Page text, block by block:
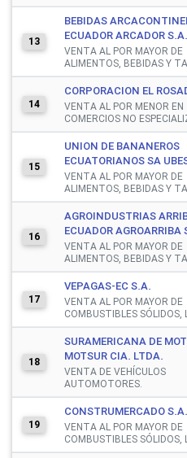
13
BEBIDAS
ECUADOR ARCADOR S.A.
VENTA AL POR MAYOR DE
ALIMENTOS, BEBIDAS Y
14
CORPORACION EL
VENTA AL POR MENOR EN
COMERCIOS NO
15
UNION DE BANANEROS
ECUATORIANOS SA
VENTA AL POR MAYOR DE
ALIMENTOS, BEBIDAS Y
16
AGROINDUSTRIAS
ECUADOR AGROARRIBA
VENTA AL POR MAYOR DE
ALIMENTOS, BEBIDAS Y
17
VEPAGAS-EC S.A.
VENTA AL POR MAYOR DE
COMBUSTIBLES SÓLIDOS,
18
SURAMERICANA DE
MOTSUR CIA. LTDA.
VENTA DE VEHÍCULOS
AUTOMOTORES.
19
CONSTRUMERCADO S.A.
VENTA AL POR MAYOR DE
COMBUSTIBLES SÓLIDOS,